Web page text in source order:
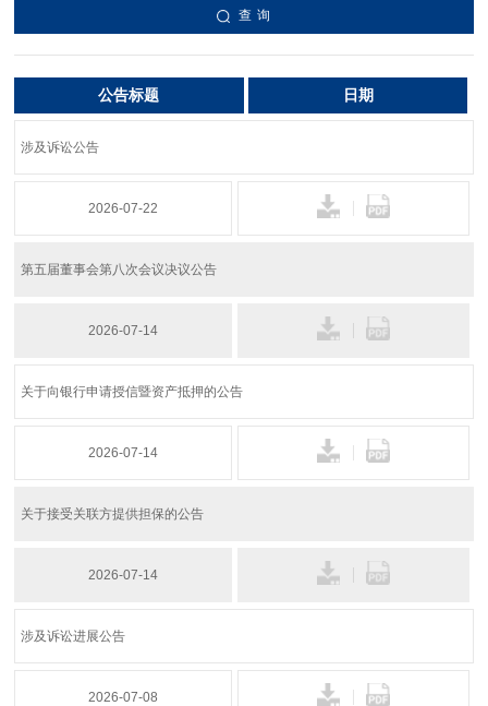
查 询
公告标题 日期
涉及诉讼公告
2026-07-22
第五届董事会第八次会议决议公告
2026-07-14
关于向银行申请授信暨资产抵押的公告
2026-07-14
关于接受关联方提供担保的公告
2026-07-14
涉及诉讼进展公告
2026-07-08